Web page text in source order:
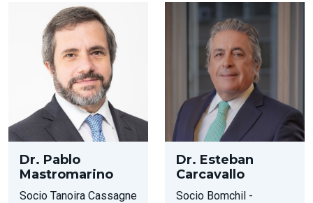
Dr. Pablo
Mastromarino
Socio Tanoira Cassagne
Dr. Esteban
Carcavallo
Socio Bomchil -